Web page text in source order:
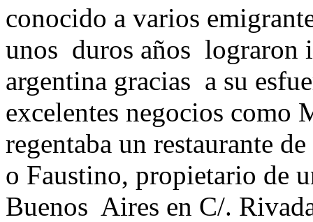
conocido a varios
unos duros años lograron
argentina gracias a su
excelentes negocios como
regentaba un restaurante
o Faustino, propietario de
Buenos Aires en C/.